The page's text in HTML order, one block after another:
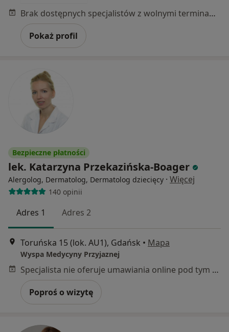
Brak dostępnych specjalistów z wolnymi terminami w tym centrum medycznym.
Pokaż profil
Bezpieczne płatności
lek. Katarzyna Przekazińska-Boager
Alergolog, Dermatolog, Dermatolog dziecięcy · Więcej
140 opinii
Adres 1 Adres 2
Toruńska 15 (lok. AU1), Gdańsk • Mapa
Wyspa Medycyny Przyjaznej
Specjalista nie oferuje umawiania online pod tym adresem.
Poproś o wizytę